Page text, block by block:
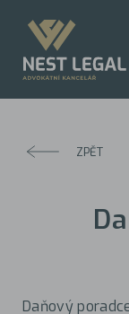
ZPĚT
Daňový